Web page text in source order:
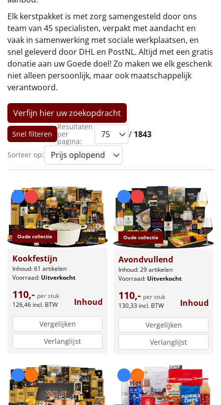
Origineel
Rituals
Luxe
Mannen
Vrouwen
Duurzaam
Leuke
Uniek
Alle thema's
Artikel
Hitster NIEUW
Pizzarette
Tas
Wake up light
NIEUW
Borrelplank
Warmtekussen
NIEUW
Elk kerstpakket is met zorg samengesteld door ons
team van 45 specialisten, verpakt met aandacht en
vaak in samenwerking met sociale werkplaatsen, en
snel geleverd door DHL en PostNL. Altijd met een gratis
donatie aan uw Goede doel! Zo maken we elk geschenk
niet alleen persoonlijk, maar ook maatschappelijk
verantwoord.
Verfijn hier uw zoekopdracht
Snel filteren
Resultaten
per
pagina:
/ 1843
Sorteer op:
Oude collectie
Kookfestijn
Inhoud: 61 artikelen
Voorraad: Uitverkocht
110,- per stuk
126,46 incl. BTW Inhoud
Vergelijken
Verlanglijst
Oude collectie
Avondvullend
Inhoud: 29 artikelen
Voorraad: Uitverkocht
110,- per stuk
130,33 incl. BTW Inhoud
Vergelijken
Verlanglijst